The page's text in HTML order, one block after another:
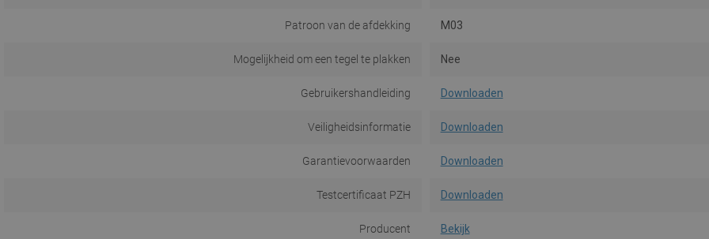
Patroon van de afdekking M03
Mogelijkheid om een tegel te plakken Nee
Gebruikershandleiding Downloaden
Veiligheidsinformatie Downloaden
Garantievoorwaarden Downloaden
Testcertificaat PZH Downloaden
Producent Bekijk